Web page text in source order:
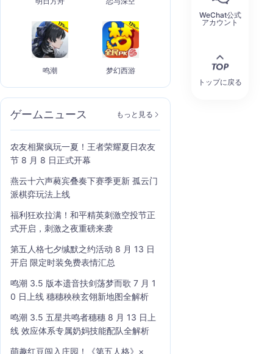
鸣潮 梦幻西游
ゲームニュース もっと見る
农友相聚疯玩一夏！王者荣耀夏日农友
节 8 月 8 日正式开幕
燕云十六声蕤宾叠奏下赛季更新 孤云门
派棋弈玩法上线
福利狂欢拉满！和平精英刺激空投节正
式开启，刺激之夜重磅来袭
第五人格七夕缄默之约活动 8 月 13 日
开启 限定时装免费表情汇总
鸣潮 3.5 版本遗音扶剑荡梦而歌 7 月 1
0 日上线 穗穗秧秧玄翎新地图全解析
鸣潮 3.5 五星共鸣者穗穗 8 月 13 日上
线 效应体系专属奶妈技能配队全解析
萌趣红豆闯入庄园！《第五人格》×
WeChat公式
アカウント
トップに戻る